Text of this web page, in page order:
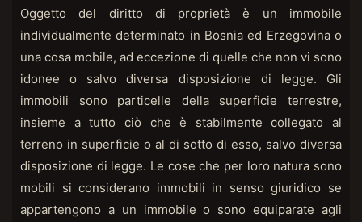
Oggetto del diritto di proprietà è un immobile
individualmente determinato in Bosnia ed Erzegovina o
una cosa mobile, ad eccezione di quelle che non vi sono
idonee o salvo diversa disposizione di legge. Gli
immobili sono particelle della superficie terrestre,
insieme a tutto ciò che è stabilmente collegato al
terreno in superficie o al di sotto di esso, salvo diversa
disposizione di legge. Le cose che per loro natura sono
mobili si considerano immobili in senso giuridico se
appartengono a un immobile o sono equiparate agli